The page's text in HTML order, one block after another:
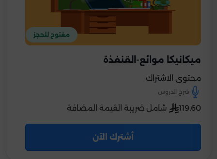
مفتوح للحجز
ميكانيكا موائع-القنفذة
محتوى الاشتراك
شرح الدروس
119.60 شامل ضريبة القيمة المضافة
أشترك الآن